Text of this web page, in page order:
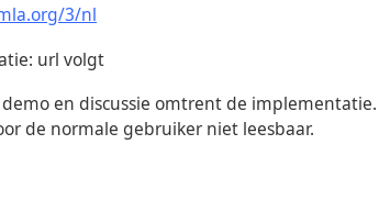
3/nl
url volgt
en discussie omtrent de
de normale gebruiker niet leesbaar.